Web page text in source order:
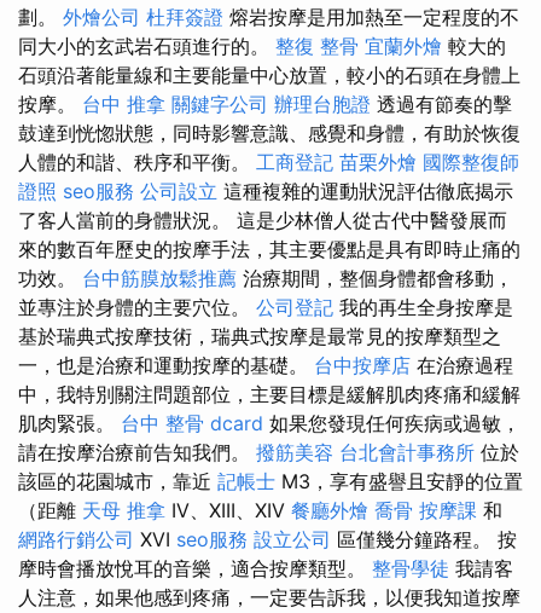
劃。 外燴公司 杜拜簽證 熔岩按摩是用加熱至一定程度的不
同大小的玄武岩石頭進行的。 整復 整骨 宜蘭外燴 較大的
石頭沿著能量線和主要能量中心放置，較小的石頭在身體上
按摩。 台中 推拿 關鍵字公司 辦理台胞證 透過有節奏的擊
鼓達到恍惚狀態，同時影響意識、感覺和身體，有助於恢復
人體的和諧、秩序和平衡。 工商登記 苗栗外燴 國際整復師
證照 seo服務 公司設立 這種複雜的運動狀況評估徹底揭示
了客人當前的身體狀況。 這是少林僧人從古代中醫發展而
來的數百年歷史的按摩手法，其主要優點是具有即時止痛的
功效。 台中筋膜放鬆推薦 治療期間，整個身體都會移動，
並專注於身體的主要穴位。 公司登記 我的再生全身按摩是
基於瑞典式按摩技術，瑞典式按摩是最常見的按摩類型之
一，也是治療和運動按摩的基礎。 台中按摩店 在治療過程
中，我特別關注問題部位，主要目標是緩解肌肉疼痛和緩解
肌肉緊張。 台中 整骨 dcard 如果您發現任何疾病或過敏，
請在按摩治療前告知我們。 撥筋美容 台北會計事務所 位於
該區的花園城市，靠近 記帳士 M3，享有盛譽且安靜的位置
（距離 天母 推拿 IV、XIII、XIV 餐廳外燴 喬骨 按摩課 和
網路行銷公司 XVI seo服務 設立公司 區僅幾分鐘路程。 按
摩時會播放悅耳的音樂，適合按摩類型。 整骨學徒 我請客
人注意，如果他感到疼痛，一定要告訴我，以便我知道按摩